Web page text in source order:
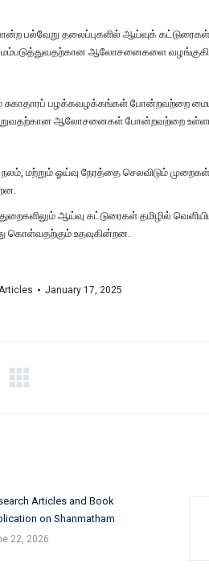
பல்வேறு தலைப்புகளில் ஆய்வுக்
மேம்படுத்துவதற்கான ஆலோசனைகளை
பழக்கவழக்கங்கள் போன்றவற்றை
ஆலோசனைகள் போன்றவற்றை
மற்றும் ஓய்வு நேரத்தை செலவிடும்
ஆய்வு கட்டுரைகள் தமிழில்
கொள்வதற்கும் உதவுகின்றன.
January 17, 2025
Articles and Book
on Shanmatham
22, 2026